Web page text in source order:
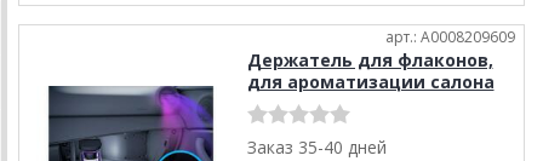
арт.: A0008209609
Держатель для флаконов,
для ароматизации салона
Заказ 35-40 дней